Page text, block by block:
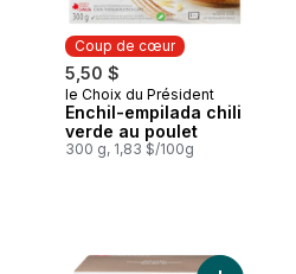
Coup de cœur
5,50 $
Coup de cœur
le Choix du Président
Enchil-empilada chili
verde au poulet
300 g, 1,83 $/100g